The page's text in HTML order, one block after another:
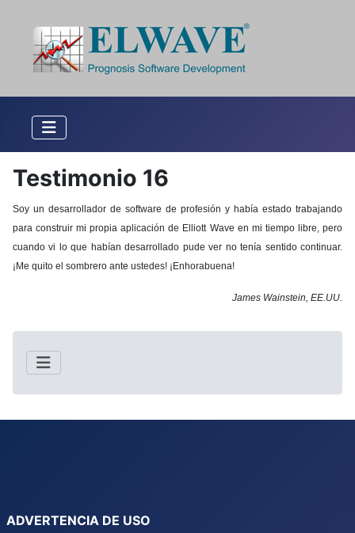
Testimonio 16
Soy un desarrollador de software de profesión y había estado trabajando
para construir mi propia aplicación de Elliott Wave en mi tiempo libre, pero
cuando vi lo que habían desarrollado pude ver no tenía sentido continuar.
¡ Me quito el sombrero ante ustedes! ¡Enhorabuena!
James Wainstein, EE.UU.
ADVERTENCIA DE USO